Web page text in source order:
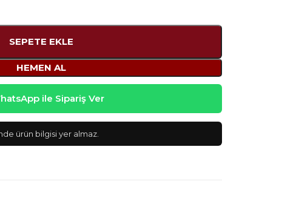
SEPETE EKLE
HEMEN AL
ile Sipariş Ver
ürün bilgisi yer almaz.